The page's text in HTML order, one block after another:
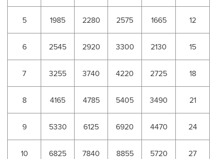
5 1985 2280 2575 1665 12
6 2545 2920 3300 2130 15
7 3255 3740 4220 2725 18
8 4165 4785 5405 3490 21
9 5330 6125 6920 4470 24
10 6825 7840 8855 5720 27